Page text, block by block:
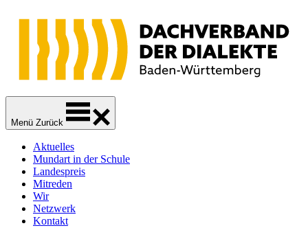
Navigation
Inhalt
Footer
Dachverband der Dialekte Baden-Württemberg
Sprachliche Vielfalt
Menü Zurück
Aktuelles
Mundart in der Schule
Landespreis
Mitreden
Wir
Netzwerk
Kontakt